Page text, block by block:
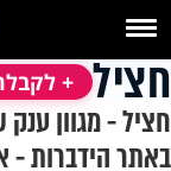
חציל +
חציל - מגוון
באתר הידברות -